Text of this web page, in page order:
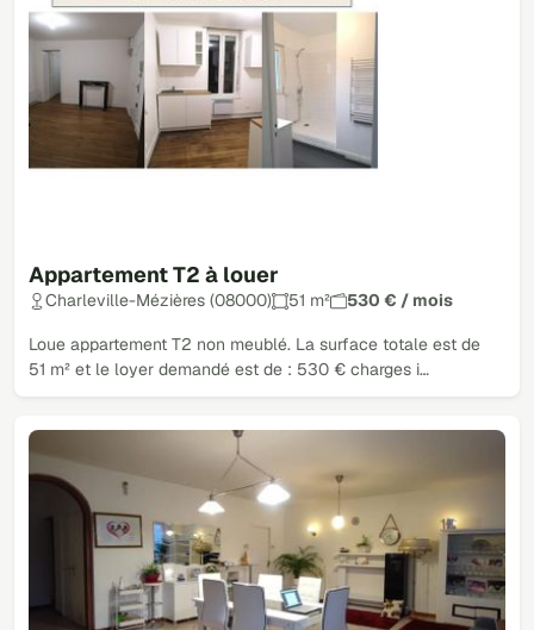
Appartement T2 à louer
Charleville-Mézières (08000) 51 m² 530 € / mois
Loue appartement T2 non meublé. La surface totale est de
51 m² et le loyer demandé est de : 530 € charges i…